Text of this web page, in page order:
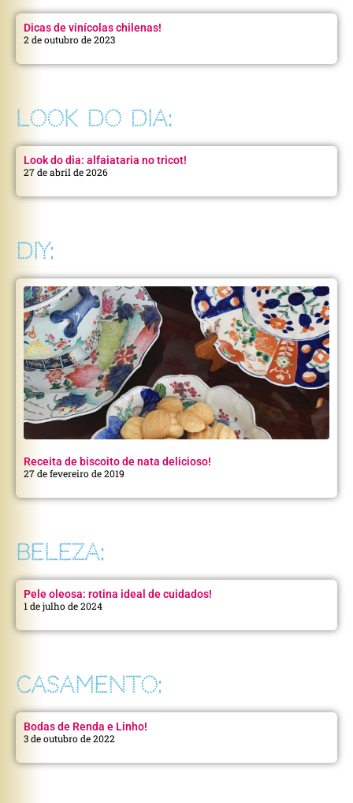
Dicas de vinícolas chilenas!
2 de outubro de 2023
LOOK DO DIA:
Look do dia: alfaiataria no tricot!
27 de abril de 2026
DIY:
Receita de biscoito de nata delicioso!
27 de fevereiro de 2019
BELEZA:
Pele oleosa: rotina ideal de cuidados!
1 de julho de 2024
CASAMENTO:
Bodas de Renda e Linho!
3 de outubro de 2022